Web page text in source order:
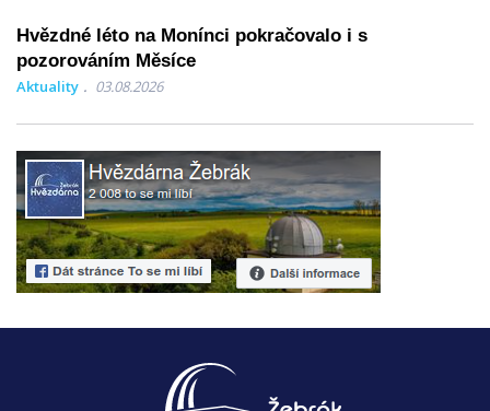
Hvězdné léto na Monínci pokračovalo i s
pozorováním Měsíce
Aktuality 03.08.2026